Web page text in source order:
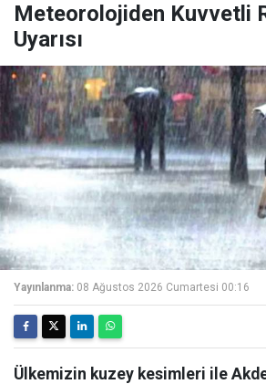
Meteorolojiden Kuvvetli
Uyarısı
Yayınlanma: 08 Ağustos 2026 Cumartesi 00:16
Ülkemizin kuzey kesimleri ile